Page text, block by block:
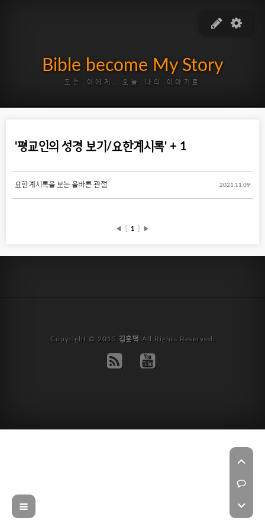
Bible become My Story
모든 이에게, 오늘 나의 이야기로
'평교인의 성경 보기/요한계시록' + 1
요한계시록을 보는 올바른 관점 2021.11.09
◀ 1 ▶
Copyright © 2015 김홍덕 All Rights Reserved.